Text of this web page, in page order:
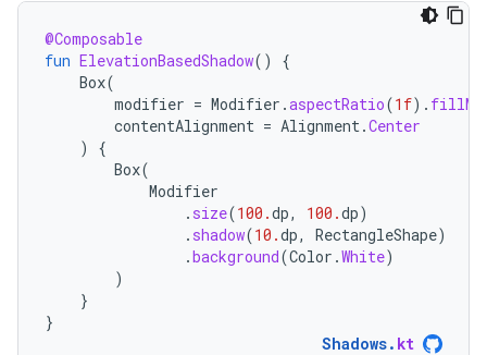
@Composable
fun ElevationBasedShadow()
{
Box(
modifier = Modifier .aspectRatio(1f).
contentAlignment = Alignment.Center
)
{
Box(
Modifier
. size(100.dp, 100.dp)
. shadow(10.dp, RectangleShape)
.background(Color .White)
)
}
}
Shadows. kt